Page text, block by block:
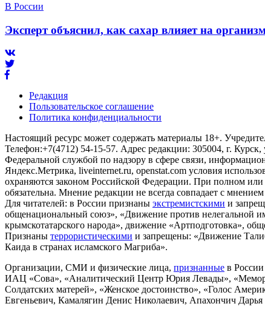
В России
Эксперт объяснил, как сахар влияет на
Редакция
Пользовательское соглашение
Политика конфиденциальности
Настоящий ресурс может содержать материалы 18+.
Телефон:+7(4712) 54-15-57. Адрес редакции: 305004, г.
Федеральной службой по надзору в сфере связи,
Яндекс.Метрика, liveinternet.ru, openstat.com условия
охраняются законом Российской Федерации. При полном
обязательна. Мнение редакции не всегда совпадает с
Для читателей: в России признаны экстремистскими и
общенациональный союз», «Движение против
крымскотатарского народа», движение «Артподготовка»,
Признаны террористическими и запрещены: «Движение
Каида в странах исламского Магриба».
Организации, СМИ и физические лица, признанные в
ИАЦ «Сова», «Аналитический Центр Юрия Левады»,
Солдатских матерей», «Женское достоинство», «Голос
Евгеньевич, Камалягин Денис Николаевич, Апахончич Дарья